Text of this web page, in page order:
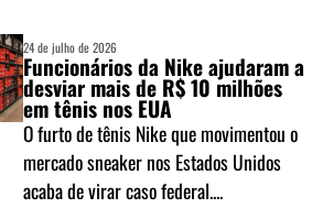
24 de julho de 2026
Funcionários da Nike ajudaram a
desviar mais de R$ 10 milhões
em tênis nos EUA
O furto de tênis Nike que movimentou o
mercado sneaker nos Estados Unidos
acaba de virar caso federal....